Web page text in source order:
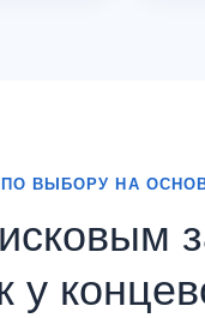
ПО ВЫБОРУ НА
у